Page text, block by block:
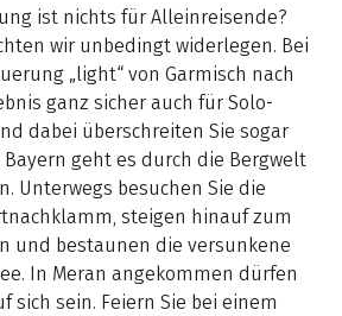
ist nichts für Alleinreisende?
wir unbedingt widerlegen. Bei
„light“ von Garmisch nach
ganz sicher auch für Solo-
dabei überschreiten Sie sogar
geht es durch die Bergwelt
Unterwegs besuchen Sie die
steigen hinauf zum
und bestaunen die versunkene
In Meran angekommen dürfen
sich sein. Feiern Sie bei einem